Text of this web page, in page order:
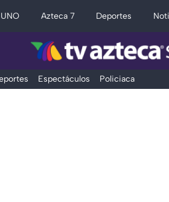
Azteca 7 Deportes
Espectáculos Policiaca